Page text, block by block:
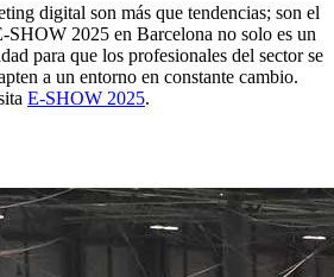
digital son más que tendencias; son el
2025 en Barcelona no solo es un
para que los profesionales del sector se
a un entorno en constante cambio.
E-SHOW 2025.